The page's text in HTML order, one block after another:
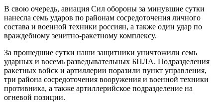
В свою очередь, авиация Сил обороны за минувшие сутки
нанесла семь ударов по районам сосредоточения личного
состава и военной техники россиян, а также один удар по
враждебному зенитно-ракетному комплексу.
За прошедшие сутки наши защитники уничтожили семь
ударных и восемь разведывательных БПЛА. Подразделения
ракетных войск и артиллерии поразили пункт управления,
три района сосредоточения вооружения и военной техники
противника, а также артиллерийское подразделение на
огневой позиции.